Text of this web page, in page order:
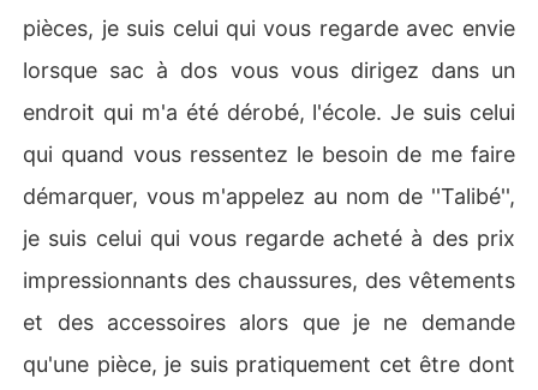
pièces, je suis celui qui vous regarde avec envie
lorsque sac à dos vous vous dirigez dans un
endroit qui m'a été dérobé, l'école. Je suis celui
qui quand vous ressentez le besoin de me faire
démarquer, vous m'appelez au nom de ''Talibé'',
je suis celui qui vous regarde acheté à des prix
impressionnants des chaussures, des vêtements
et des accessoires alors que je ne demande
qu'une pièce, je suis pratiquement cet être dont